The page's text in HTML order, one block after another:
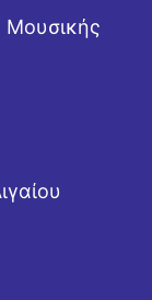
Μουσικής